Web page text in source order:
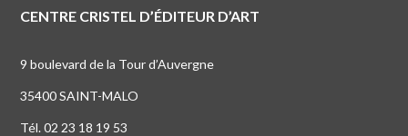
CENTRE CRISTEL D’ÉDITEUR D’ART
9 boulevard de la Tour d’Auvergne
35400 SAINT-MALO
Tél. 02 23 18 19 53